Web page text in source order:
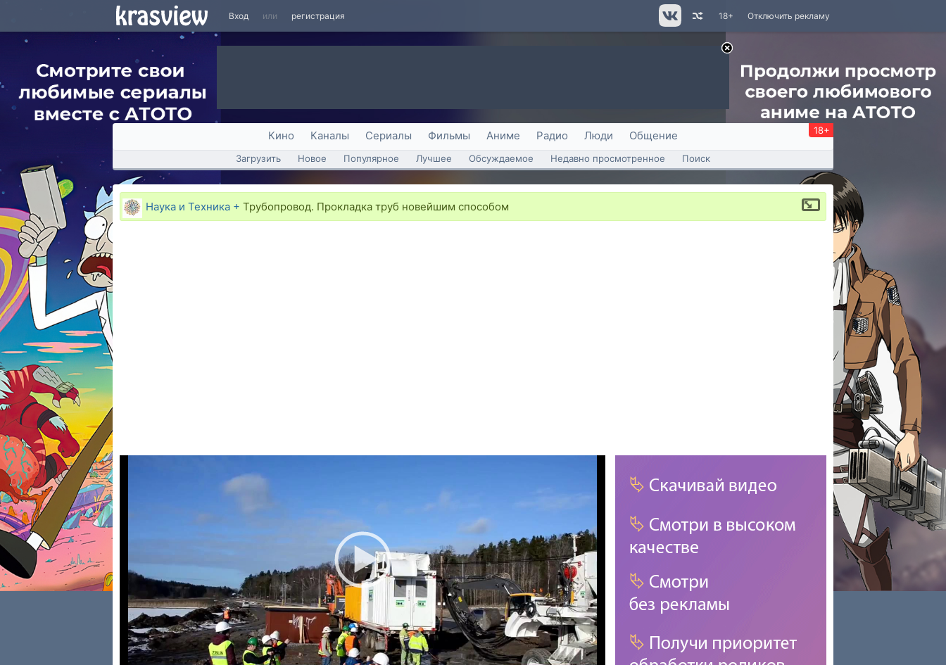
Вход или регистрация Отключить рекламу
18+
Кино Каналы Сериалы Фильмы Аниме Радио Люди Общение 18+
Загрузить Новое Популярное Лучшее Обсуждаемое Недавно просмотренное Поиск
Наука и Техника + Трубопровод. Прокладка труб новейшим способом